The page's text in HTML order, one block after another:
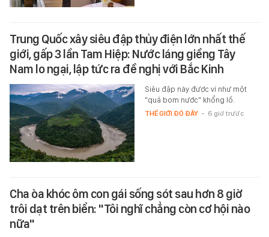
Trung Quốc xây siêu đập thủy điện lớn nhất thế
giới, gấp 3 lần Tam Hiệp: Nước láng giềng Tây
Nam lo ngại, lập tức ra đề nghị với Bắc Kinh
Siêu đập này được ví như một
"quả bom nước" khổng lồ.
THẾ GIỚI ĐÓ ĐÂY - 6 giờ trước
Cha òa khóc ôm con gái sống sót sau hơn 8 giờ
trôi dạt trên biển: "Tôi nghĩ chẳng còn cơ hội nào
nữa"